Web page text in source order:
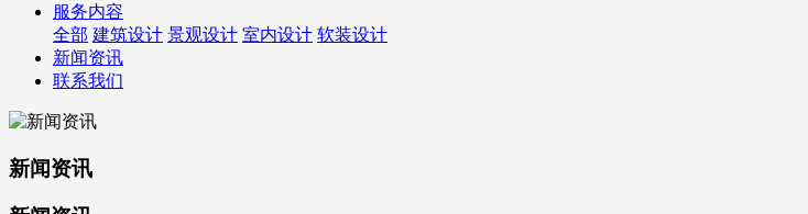
服务内容
全部 建筑设计 景观设计 室内设计 软装设计
新闻资讯
联系我们
新闻资讯